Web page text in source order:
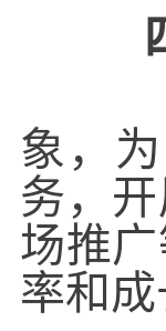
四
（
象，
务，
场推
率和成